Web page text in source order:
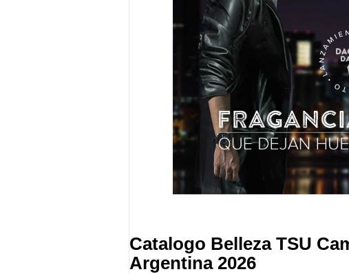
Catalogo Belleza TSU
Argentina 2026